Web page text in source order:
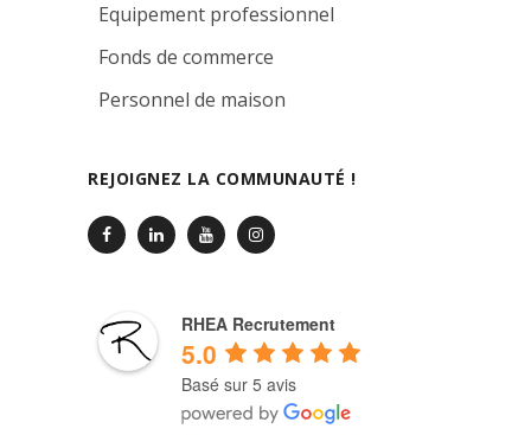
Equipement professionnel
Fonds de commerce
Personnel de maison
REJOIGNEZ LA COMMUNAUTÉ !
RHEA Recrutement
5.0
Basé sur 5 avis